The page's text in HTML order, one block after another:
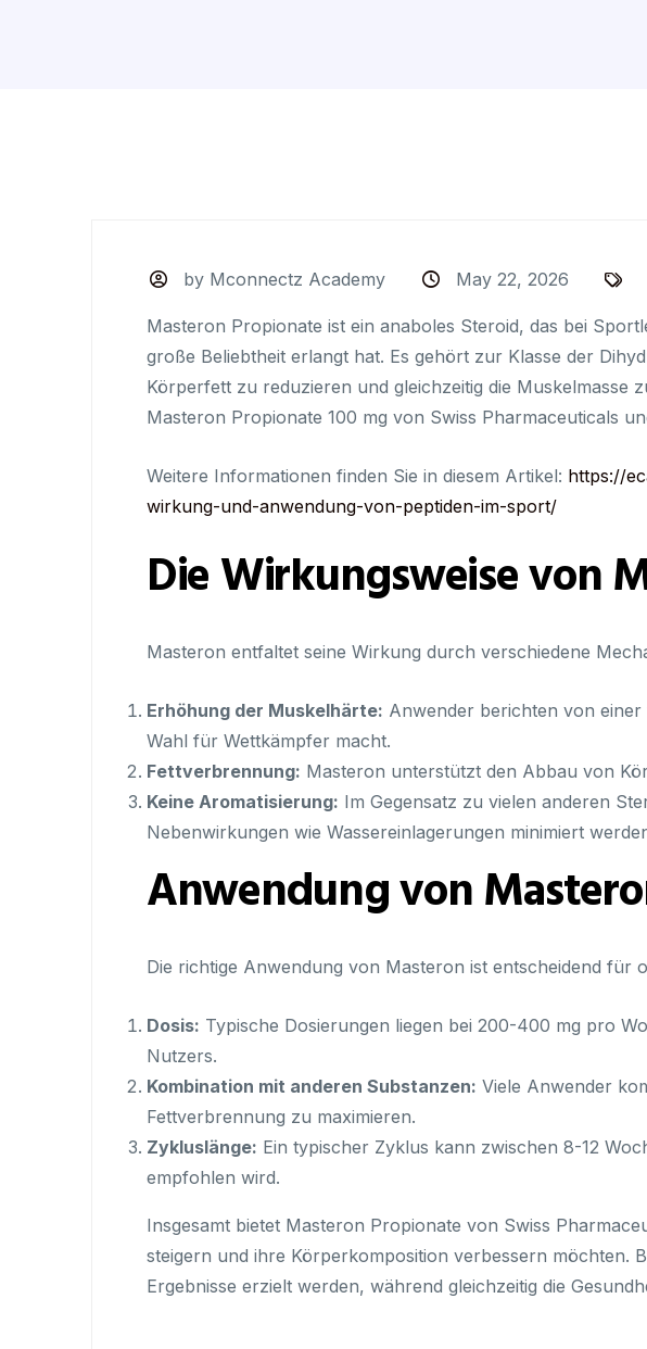
by Mconnectz Academy May 22, 2026
Masteron Propionate ist ein anaboles Steroid, das bei
große Beliebtheit erlangt hat. Es gehört zur Klasse der
Körperfett zu reduzieren und gleichzeitig die
Masteron Propionate 100 mg von Swiss Pharmaceuticals
Weitere Informationen finden Sie in diesem Artikel: https://
wirkung-und-anwendung-von-peptiden-im-sport/
Die Wirkungsweise von
Masteron entfaltet seine Wirkung durch verschiedene
Erhöhung der Muskelhärte: Anwender berichten von
Wahl für Wettkämpfer macht.
Fettverbrennung: Masteron unterstützt den Abbau von
Keine Aromatisierung: Im Gegensatz zu vielen anderen
Nebenwirkungen wie Wassereinlagerungen minimiert
Anwendung von
Die richtige Anwendung von Masteron ist entscheidend für
Dosis: Typische Dosierungen liegen bei 200-400 mg pro
Nutzers.
Kombination mit anderen Substanzen: Viele Anwender
Fettverbrennung zu maximieren.
Zykluslänge: Ein typischer Zyklus kann zwischen 8-12
empfohlen wird.
Insgesamt bietet Masteron Propionate von Swiss
steigern und ihre Körperkomposition verbessern möchten.
Ergebnisse erzielt werden, während gleichzeitig die